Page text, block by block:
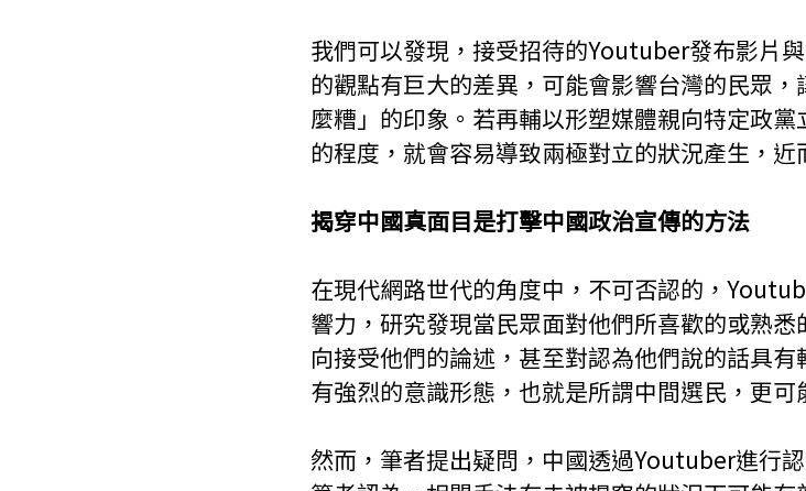
我們可以發現，接受招待的Youtuber發布影片
的觀點有巨大的差異，可能會影響台灣的民眾
麼糟」的印象。若再輔以形塑媒體親向特定政
的程度，就會容易導致兩極對立的狀況產生，近
揭穿中國真面目是打擊中國政治宣傳的方法
在現代網路世代的角度中，不可否認的，
響力，研究發現當民眾面對他們所喜歡的或熟
向接受他們的論述，甚至對認為他們說的話具
有強烈的意識形態，也就是所謂中間選民，更可
然而，筆者提出疑問，中國透過Youtuber進行